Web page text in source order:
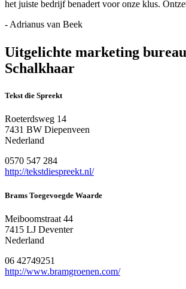
het juiste bedrijf benadert voor onze klus.
- Adrianus van Beek
Uitgelichte marketing
Schalkhaar
Tekst die Spreekt
Roeterdsweg 14
7431 BW Diepenveen
Nederland
0570 547 284
http://tekstdiespreekt.nl/
Brams Toegevoegde Waarde
Meiboomstraat 44
7415 LJ Deventer
Nederland
06 42749251
http://www.bramgroenen.com/